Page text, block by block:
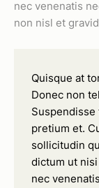
nec venenatis
non nisl et
Quisque at
Donec non
pretium et.
sollicitudin
dictum ut
nec